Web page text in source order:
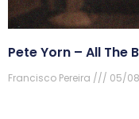
Pete Yorn – All The
Francisco Pereira 05/